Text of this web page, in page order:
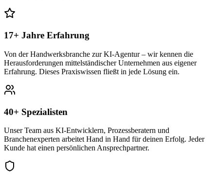
17+ Jahre Erfahrung
Von der Handwerksbranche zur KI-Agentur – wir kennen die
Herausforderungen mittelständischer Unternehmen aus eigener
Erfahrung. Dieses Praxiswissen fließt in jede Lösung ein.
40+ Spezialisten
Unser Team aus KI-Entwicklern, Prozessberatern und
Branchenexperten arbeitet Hand in Hand für deinen Erfolg. Jeder
Kunde hat einen persönlichen Ansprechpartner.